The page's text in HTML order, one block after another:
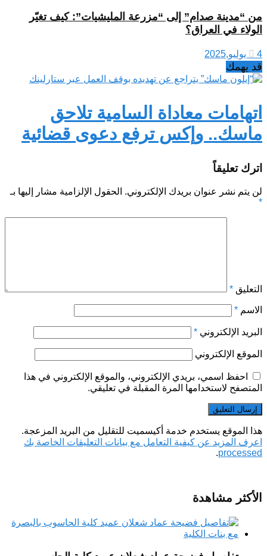
من “مدينة صدام” إلى “مزرعة المليشيات”: كيف تغيّر
الولاء في العراق؟
4 يوليو,2025
قد يهمك
اتهامات معاداة السامية تلاحق
ماسك.. وإكس ترفع دعوى قضائية
اترك تعليقاً
لن يتم نشر عنوان بريدك الإلكتروني. الحقول الإلزامية مشار إليها بـ
*
التعليق *
الاسم *
البريد الإلكتروني *
الموقع الإلكتروني
احفظ اسمي، بريدي الإلكتروني، والموقع الإلكتروني في هذا
المتصفح لاستخدامها المرة المقبلة في تعليقي.
هذا الموقع يستخدم خدمة أكيسميت للتقليل من البريد المزعجة.
اعرف المزيد عن كيفية التعامل مع بيانات التعليقات الخاصة بك
processed
.
الأكثر مشاهدة